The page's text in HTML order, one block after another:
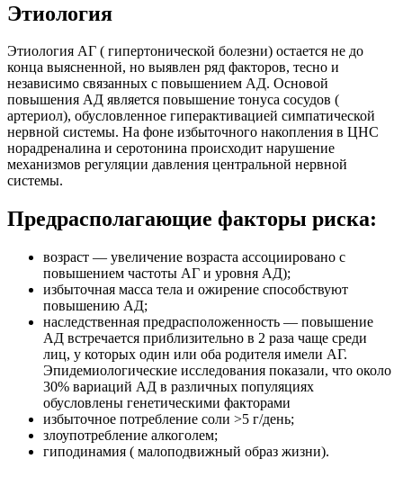
Этиология
Этиология АГ ( гипертонической болезни) остается не до
конца выясненной, но выявлен ряд факторов, тесно и
независимо связанных с повышением АД. Основой
повышения АД является повышение тонуса сосудов (
артериол), обусловленное гиперактивацией симпатической
нервной системы. На фоне избыточного накопления в ЦНС
норадреналина и серотонина происходит нарушение
механизмов регуляции давления центральной нервной
системы.
Предрасполагающие факторы риска:
возраст — увеличение возраста ассоциировано с
повышением частоты АГ и уровня АД);
избыточная масса тела и ожирение способствуют
повышению АД;
наследственная предрасположенность — повышение
АД встречается приблизительно в 2 раза чаще среди
лиц, у которых один или оба родителя имели АГ.
Эпидемиологические исследования показали, что около
30% вариаций АД в различных популяциях
обусловлены генетическими факторами
избыточное потребление соли >5 г/день;
злоупотребление алкоголем;
гиподинамия ( малоподвижный образ жизни).